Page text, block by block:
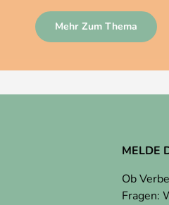
Mehr Zum Thema
MELDE
Ob
Fragen: